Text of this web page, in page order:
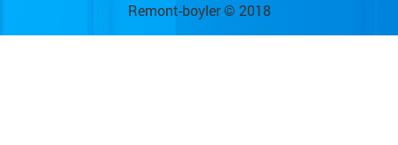
Remont-boyler © 2018